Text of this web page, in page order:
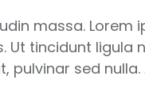
massa.
Ut tincidunt ligula
pulvinar sed